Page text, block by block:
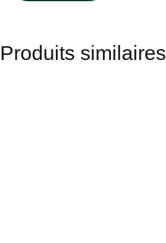
Produits similaires